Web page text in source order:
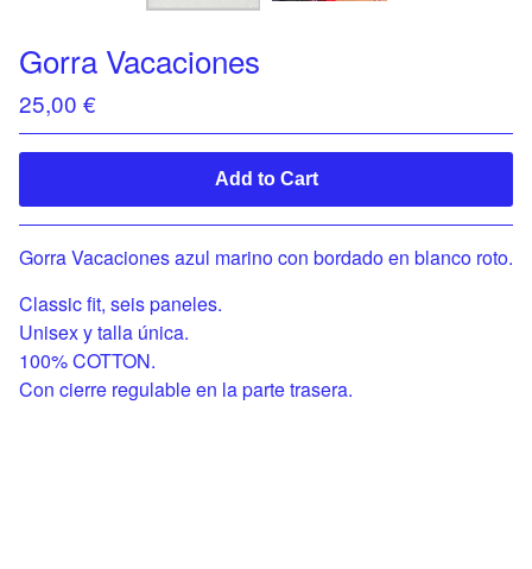
Gorra Vacaciones
25,00 €
Add to Cart
Gorra Vacaciones azul marino con bordado en blanco roto.
Classic fit, seis paneles.
Unisex y talla única.
100% COTTON.
Con cierre regulable en la parte trasera.